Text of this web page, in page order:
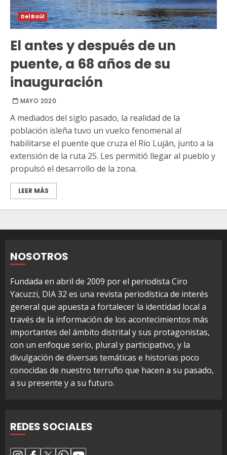
Del Baúl
El antes y después de un
puente, a 68 años de su
inauguración
MAYO 2020
A mediados del siglo pasado, la realidad de la
población isleña tuvo un vuelco fenomenal al
habilitarse el puente que cruza el Río Luján, junto a la
extensión de la ruta 25. Les permitió llegar al pueblo y
propulsó el desarrollo de la zona.
LEER MÁS
NOSOTROS
Fundada en abril de 2009 por el periodista Ciro
Yacuzzi, DIA 32 es una revista periodística de interés
general que apuesta a fortalecer la identidad local a
través de la información de los acontecimientos más
importantes del ámbito distrital y sus protagonistas,
con un enfoque serio, plural y participativo, y la
divulgación de diversas temáticas e historias poco
conocidas de nuestro terruño que hacen a su pasado,
a su presente y a su futuro.
REDES SOCIALES